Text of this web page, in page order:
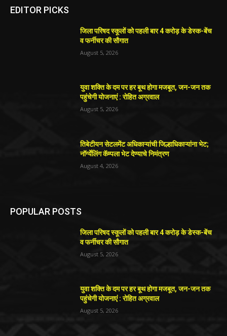
EDITOR PICKS
जिला परिषद स्कूलों को पहली बार 4 करोड़ के डेस्क-बेंच
व फर्नीचर की सौगात
August 5, 2026
युवा शक्ति के दम पर हर बूथ होगा मजबूत, जन-जन तक
पहुंचेगी योजनाएं : रोहित अग्रवाल
August 5, 2026
तिबेटीयन सेटलमेंट अधिकाऱ्यांची जिल्हाधिकाऱ्यांना भेट;
नॉर्ग्येलिंग कॅम्पला भेट देण्याचे निमंत्रण
August 4, 2026
POPULAR POSTS
जिला परिषद स्कूलों को पहली बार 4 करोड़ के डेस्क-बेंच
व फर्नीचर की सौगात
August 5, 2026
युवा शक्ति के दम पर हर बूथ होगा मजबूत, जन-जन तक
पहुंचेगी योजनाएं : रोहित अग्रवाल
August 5, 2026